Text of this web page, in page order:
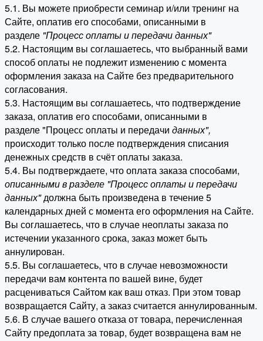
5.1. Вы можете приобрести семинар и/или тренинг на
Сайте, оплатив его способами, описанными в
разделе "Процесс оплаты и передачи данных"
5.2. Настоящим вы соглашаетесь, что выбранный вами
способ оплаты не подлежит изменению с момента
оформления заказа на Сайте без предварительного
согласования.
5.3. Настоящим вы соглашаетесь, что подтверждение
заказа, оплатив его способами, описанными в
разделе "Процесс оплаты и передачи данных",
происходит только после подтверждения списания
денежных средств в счёт оплаты заказа.
5.4. Вы подтверждаете, что оплата заказа способами,
описанными в разделе "Процесс оплаты и передачи
данных"должна быть произведена в течение 5
календарных дней с момента его оформления на Сайте.
Вы соглашаетесь, что в случае неоплаты заказа по
истечении указанного срока, заказ может быть
аннулирован.
5.5. Вы соглашаетесь, что в случае невозможности
передачи вам контента по вашей вине, будет
расцениваться Сайтом как ваш отказ. При этом товар
возвращается Сайту, а заказ считается аннулированным.
5.6. В случае вашего отказа от товара, перечисленная
Сайту предоплата за товар, будет возвращена вам не